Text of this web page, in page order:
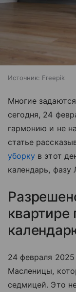
Источник: Freepik
Многие
сегодня, 24
гармонию и не
статье
уборку в этот
календарь,
квартире
24 февраля
Масленицы,
седмицей. Это